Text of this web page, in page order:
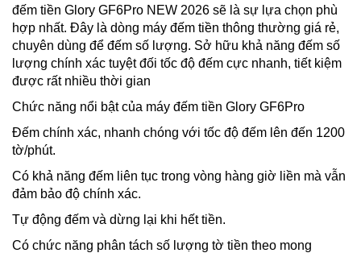
đếm tiền Glory GF6Pro NEW 2026 sẽ là sự lựa chọn phù
hợp nhất. Đây là dòng máy đếm tiền thông thường giá rẻ,
chuyên dùng để đếm số lượng. Sở hữu khả năng đếm số
lượng chính xác tuyệt đối tốc độ đếm cực nhanh, tiết kiệm
được rất nhiều thời gian
Chức năng nổi bật của máy đếm tiền Glory GF6Pro
Đếm chính xác, nhanh chóng với tốc độ đếm lên đến 1200
tờ/phút.
Có khả năng đếm liên tục trong vòng hàng giờ liền mà vẫn
đảm bảo độ chính xác.
Tự động đếm và dừng lại khi hết tiền.
Có chức năng phân tách số lượng tờ tiền theo mong